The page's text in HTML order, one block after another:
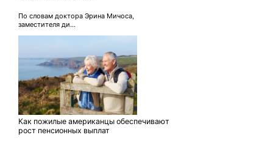
По словам доктора Эрина Мичоса,
заместителя ди...
Как пожилые американцы обеспечивают
рост пенсионных выплат